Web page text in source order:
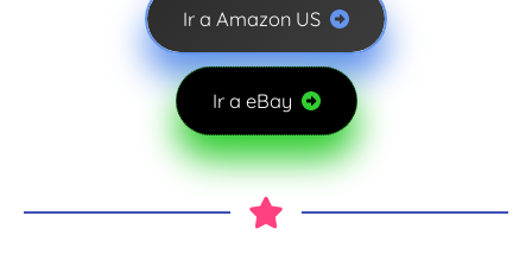
Ir a Amazon US
Ir a eBay